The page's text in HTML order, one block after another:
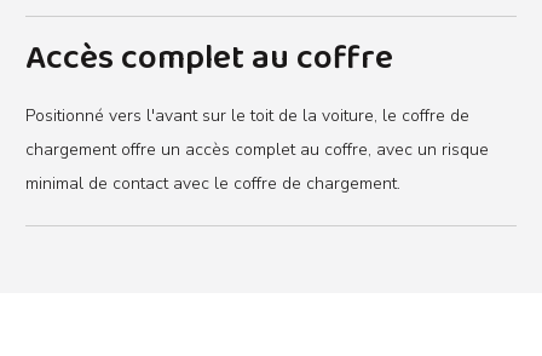
Accès complet au coffre
Positionné vers l'avant sur le toit de la voiture, le coffre de
chargement offre un accès complet au coffre, avec un risque
minimal de contact avec le coffre de chargement.